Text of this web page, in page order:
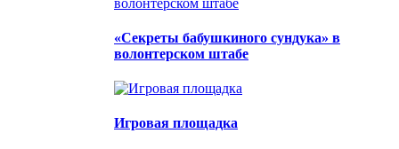
«Секреты бабушкиного сундука» в
волонтерском штабе
Игровая площадка